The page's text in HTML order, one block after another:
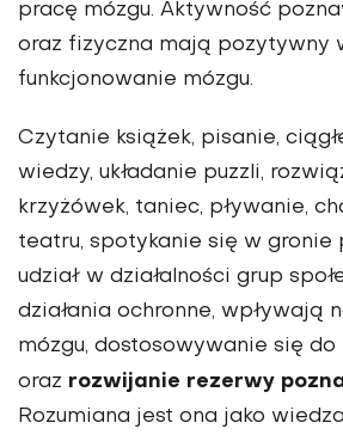
pracę mózgu. Aktywność
oraz fizyczna mają pozytywny
funkcjonowanie mózgu.
Czytanie książek, pisanie,
wiedzy, układanie puzzli,
krzyżówek, taniec, pływanie,
teatru, spotykanie się w gronie
udział w działalności grup
działania ochronne, wpływają
mózgu, dostosowywanie się do
oraz rozwijanie rezerwy
Rozumiana jest ona jako